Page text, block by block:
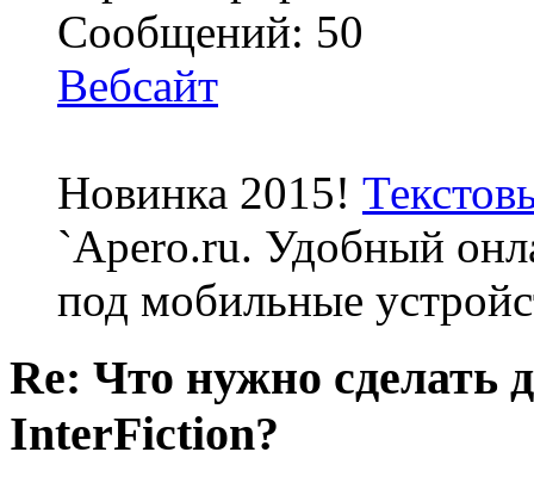
Сообщений: 50
Вебсайт
Новинка 2015!
`Apero.ru. Удобный
под мобильные
Re: Что нужно сделать
InterFiction?